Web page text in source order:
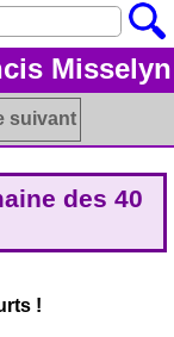
Misselyn
suivant
des 40
!